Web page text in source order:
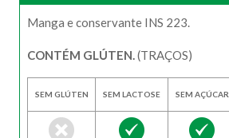
Manga e conservante INS 223.
CONTÉM GLÚTEN. (TRAÇOS)
SEM GLÚTEN SEM LACTOSE SEM AÇÚCAR